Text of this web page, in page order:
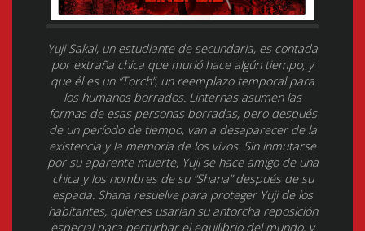
Yuji Sakai, un estudiante de secundaria, es contada
por extraña chica que murió hace algún tiempo, y
que él es un “Torch”, un reemplazo temporal para
los humanos borrados. Linternas asumen las
formas de esas personas borradas, pero después
de un período de tiempo, van a desaparecer de la
existencia y la memoria de los vivos. Sin inmutarse
por su aparente muerte, Yuji se hace amigo de una
chica y los nombres de su “Shana” después de su
espada. Shana resuelve para proteger Yuji de los
habitantes, quienes usarían su antorcha reposición
especial para perturbar el equilibrio del mundo, y